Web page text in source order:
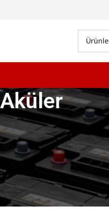
Göster 9 12